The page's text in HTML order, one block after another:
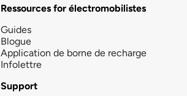
Ressources for électromobilistes
Guides
Blogue
Application de borne de recharge
Infolettre
Support